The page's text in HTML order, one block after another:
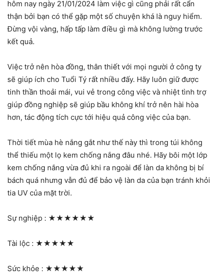
hôm nay ngày 21/01/2024 làm việc gì cũng phải rất cẩn
thận bởi bạn có thể gặp một số chuyện khá là nguy hiểm.
Đừng vội vàng, hấp tấp làm điều gì mà không lường trước
kết quả.
Việc trở nên hòa đồng, thân thiết với mọi người ở công ty
sẽ giúp ích cho Tuổi Tý rất nhiều đấy. Hãy luôn giữ được
tinh thần thoải mái, vui vẻ trong công việc và nhiệt tình trợ
giúp đồng nghiệp sẽ giúp bầu không khí trở nên hài hòa
hơn, tác động tích cực tới hiệu quả công việc của bạn.
Thời tiết mùa hè nắng gắt như thế này thì trong túi không
thể thiếu một lọ kem chống nắng đâu nhé. Hãy bôi một lớp
kem chống nắng vừa đủ khi ra ngoài để làn da không bị bí
bách quá nhưng vẫn đủ để bảo vệ làn da của bạn tránh khỏi
tia UV của mặt trời.
Sự nghiệp : ★★★★★★
Tài lộc : ★★★★★
Sức khỏe : ★★★★★